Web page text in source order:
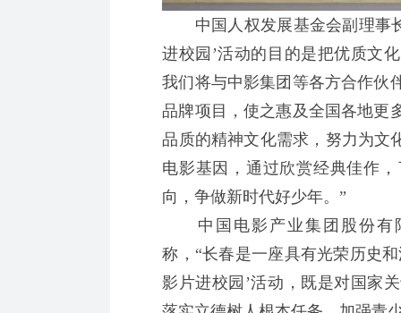
中国人权发展基金会副理事长
进校园’活动的目的是把优质文
我们将与中影集团等各方合作伙
品牌项目，使之惠及全国各地更
品质的精神文化需求，努力为文
电影基因，通过欣赏经典佳作
向，争做新时代好少年。”
中国电影产业集团股份有
称，“长春是一座具有光荣历史
影片进校园’活动，既是对国家